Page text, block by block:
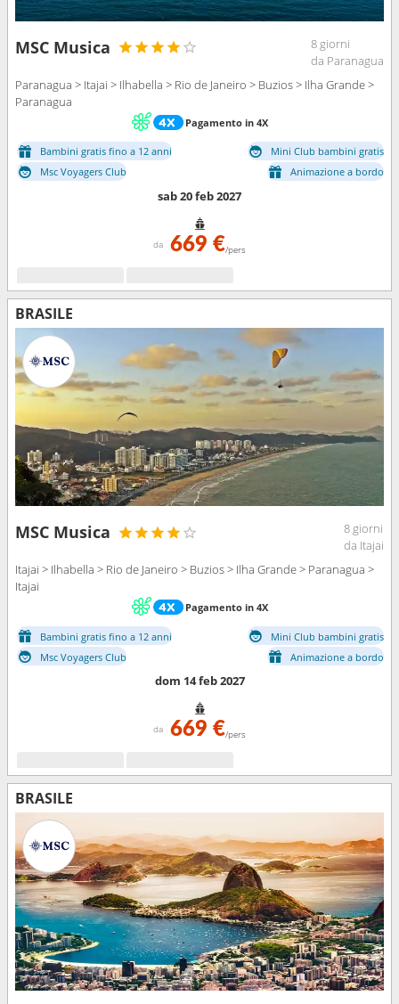
MSC Musica
8 giorni
da Paranagua
Paranagua > Itajai > Ilhabella > Rio de Janeiro > Buzios > Ilha Grande >
Paranagua
Pagamento in 4X
Bambini gratis fino a 12 anni
Mini Club bambini gratis
Msc Voyagers Club
Animazione a bordo
sab 20 feb 2027
da 669 €/pers
BRASILE
MSC Musica
8 giorni
da Itajai
Itajai > Ilhabella > Rio de Janeiro > Buzios > Ilha Grande > Paranagua >
Itajai
Pagamento in 4X
Bambini gratis fino a 12 anni
Mini Club bambini gratis
Msc Voyagers Club
Animazione a bordo
dom 14 feb 2027
da 669 €/pers
BRASILE